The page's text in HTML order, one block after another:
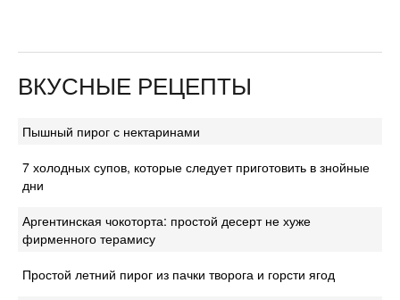
ВКУСНЫЕ РЕЦЕПТЫ
Пышный пирог с нектаринами
7 холодных супов, которые следует приготовить в знойные
дни
Аргентинская чокоторта: простой десерт не хуже
фирменного терамису
Простой летний пирог из пачки творога и горсти ягод